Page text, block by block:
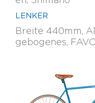
LENKER
Breite 440mm,
gebogenes,